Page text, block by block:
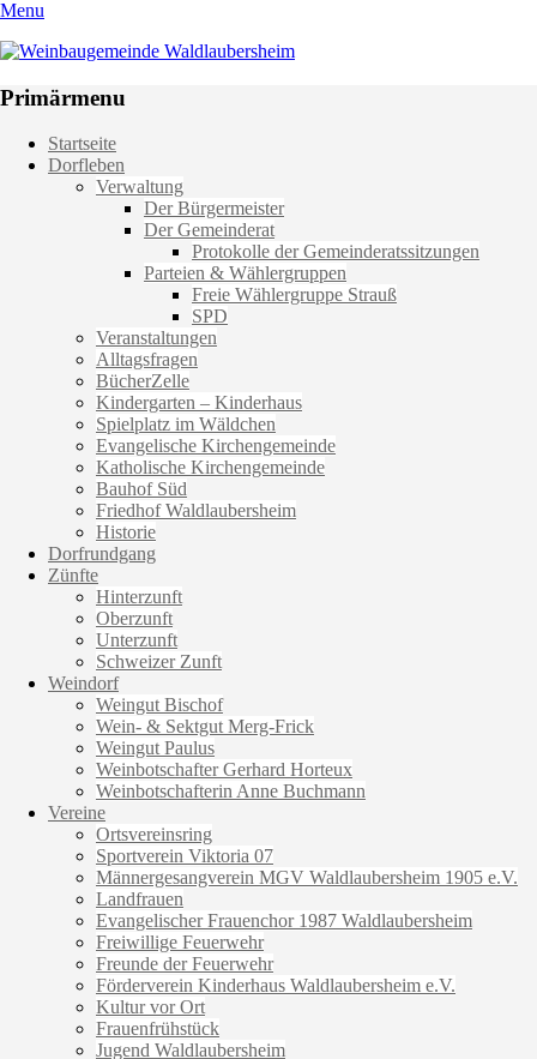
Menu
Weinbaugemeinde Waldlaubersheim
Primärmenu
Weiter
zum
Startseite
Dorfleben
Verwaltung
Der Bürgermeister
Der Gemeinderat
Protokolle der Gemeinderatssitzungen
Parteien & Wählergruppen
Freie Wählergruppe Strauß
SPD
Veranstaltungen
Alltagsfragen
BücherZelle
Kindergarten – Kinderhaus
Spielplatz im Wäldchen
Evangelische Kirchengemeinde
Katholische Kirchengemeinde
Bauhof Süd
Friedhof Waldlaubersheim
Historie
Dorfrundgang
Zünfte
Hinterzunft
Oberzunft
Unterzunft
Schweizer Zunft
Weindorf
Weingut Bischof
Wein- & Sektgut Merg-Frick
Weingut Paulus
Weinbotschafter Gerhard Horteux
Weinbotschafterin Anne Buchmann
Vereine
Ortsvereinsring
Sportverein Viktoria 07
Männergesangverein MGV Waldlaubersheim 1905 e.V.
Landfrauen
Evangelischer Frauenchor 1987 Waldlaubersheim
Freiwillige Feuerwehr
Freunde der Feuerwehr
Förderverein Kinderhaus Waldlaubersheim e.V.
Kultur vor Ort
Frauenfrühstück
Jugend Waldlaubersheim